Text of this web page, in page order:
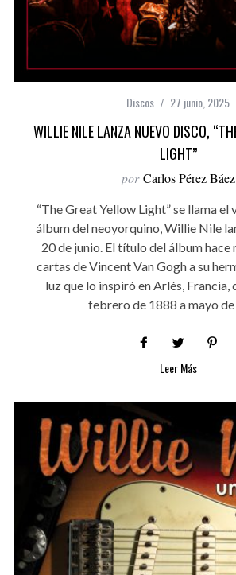
Discos 27 junio, 2025
WILLIE NILE LANZA NUEVO DISCO,
LIGHT”
por Carlos Pérez Báez
“The Great Yellow Light” se llama
álbum del neoyorquino, Willie Nile
20 de junio. El título del álbum hace
cartas de Vincent Van Gogh a su
luz que lo inspiró en Arlés, Francia,
febrero de 1888 a mayo
Leer Más